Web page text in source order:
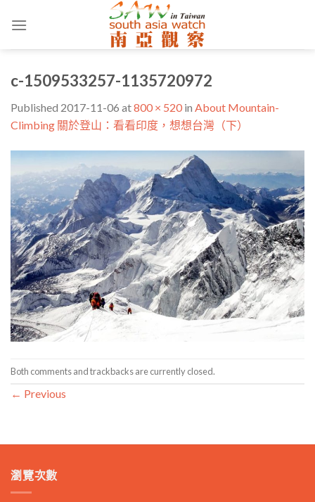
c-1509533257-1135720972
Published 2017-11-06 at800 × 520 in About Mountain-
Climbing 關於登山：看看印度，想想台灣（下）
Both comments and trackbacks are currently closed.
← Previous
瀏覽次數